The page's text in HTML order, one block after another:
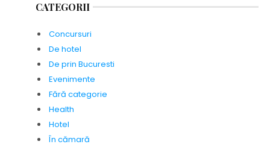
CATEGORII
Concursuri
De hotel
De prin Bucuresti
Evenimente
Fără categorie
Health
Hotel
În cămară